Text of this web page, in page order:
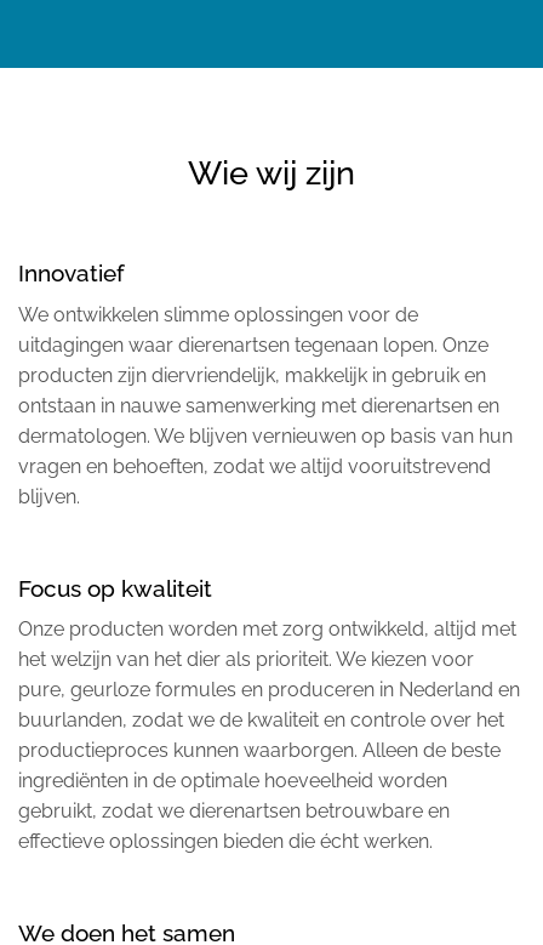
Wie wij zijn
Innovatief
We ontwikkelen slimme oplossingen voor de
uitdagingen waar dierenartsen tegenaan lopen. Onze
producten zijn diervriendelijk, makkelijk in gebruik en
ontstaan in nauwe samenwerking met dierenartsen en
dermatologen. We blijven vernieuwen op basis van hun
vragen en behoeften, zodat we altijd vooruitstrevend
blijven.
Focus op kwaliteit
Onze producten worden met zorg ontwikkeld, altijd met
het welzijn van het dier als prioriteit. We kiezen voor
pure, geurloze formules en produceren in Nederland en
buurlanden, zodat we de kwaliteit en controle over het
productieproces kunnen waarborgen. Alleen de beste
ingrediënten in de optimale hoeveelheid worden
gebruikt, zodat we dierenartsen betrouwbare en
effectieve oplossingen bieden die écht werken.
We doen het samen